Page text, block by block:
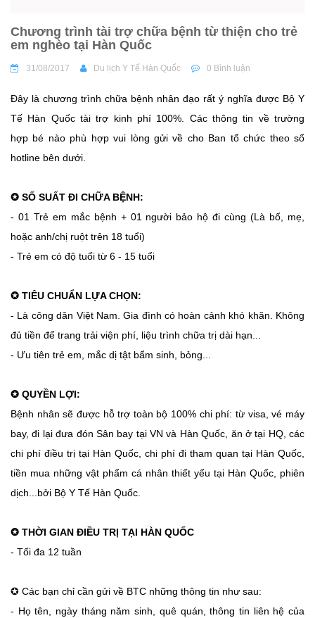
Chương trình tài trợ chữa bệnh từ thiện cho trẻ
em nghèo tại Hàn Quốc
31/08/2017 Du lịch Y Tế Hàn Quốc 0 Bình luận
Đây là chương trình chữa bệnh nhân đạo rất ý nghĩa được Bộ Y
Tế Hàn Quốc tài trợ kinh phí 100%. Các thông tin về trường
hợp bé nào phù hợp vui lòng gửi về cho Ban tổ chức theo số
hotline bên dưới.
✪ SỐ SUẤT ĐI CHỮA BỆNH:
- 01 Trẻ em mắc bệnh + 01 người bảo hộ đi cùng (Là bố, mẹ,
hoặc anh/chị ruột trên 18 tuổi)
- Trẻ em có độ tuổi từ 6 - 15 tuổi
✪ TIÊU CHUẨN LỰA CHỌN:
- Là công dân Việt Nam. Gia đình có hoàn cảnh khó khăn. Không
đủ tiền để trang trải viện phí, liệu trình chữa trị dài hạn...
- Ưu tiên trẻ em, mắc dị tật bẩm sinh, bỏng...
✪ QUYỀN LỢI:
Bệnh nhân sẽ được hỗ trợ toàn bộ 100% chi phí: từ visa, vé máy
bay, đi lại đưa đón Sân bay tại VN và Hàn Quốc, ăn ở tại HQ, các
chi phí điều trị tại Hàn Quốc, chi phí đi tham quan tại Hàn Quốc,
tiền mua những vật phẩm cá nhân thiết yếu tại Hàn Quốc, phiên
dịch...bởi Bộ Y Tế Hàn Quốc.
✪ THỜI GIAN ĐIỀU TRỊ TẠI HÀN QUỐC
- Tối đa 12 tuần
✪ Các bạn chỉ cần gửi về BTC những thông tin như sau:
- Họ tên, ngày tháng năm sinh, quê quán, thông tin liên hệ của